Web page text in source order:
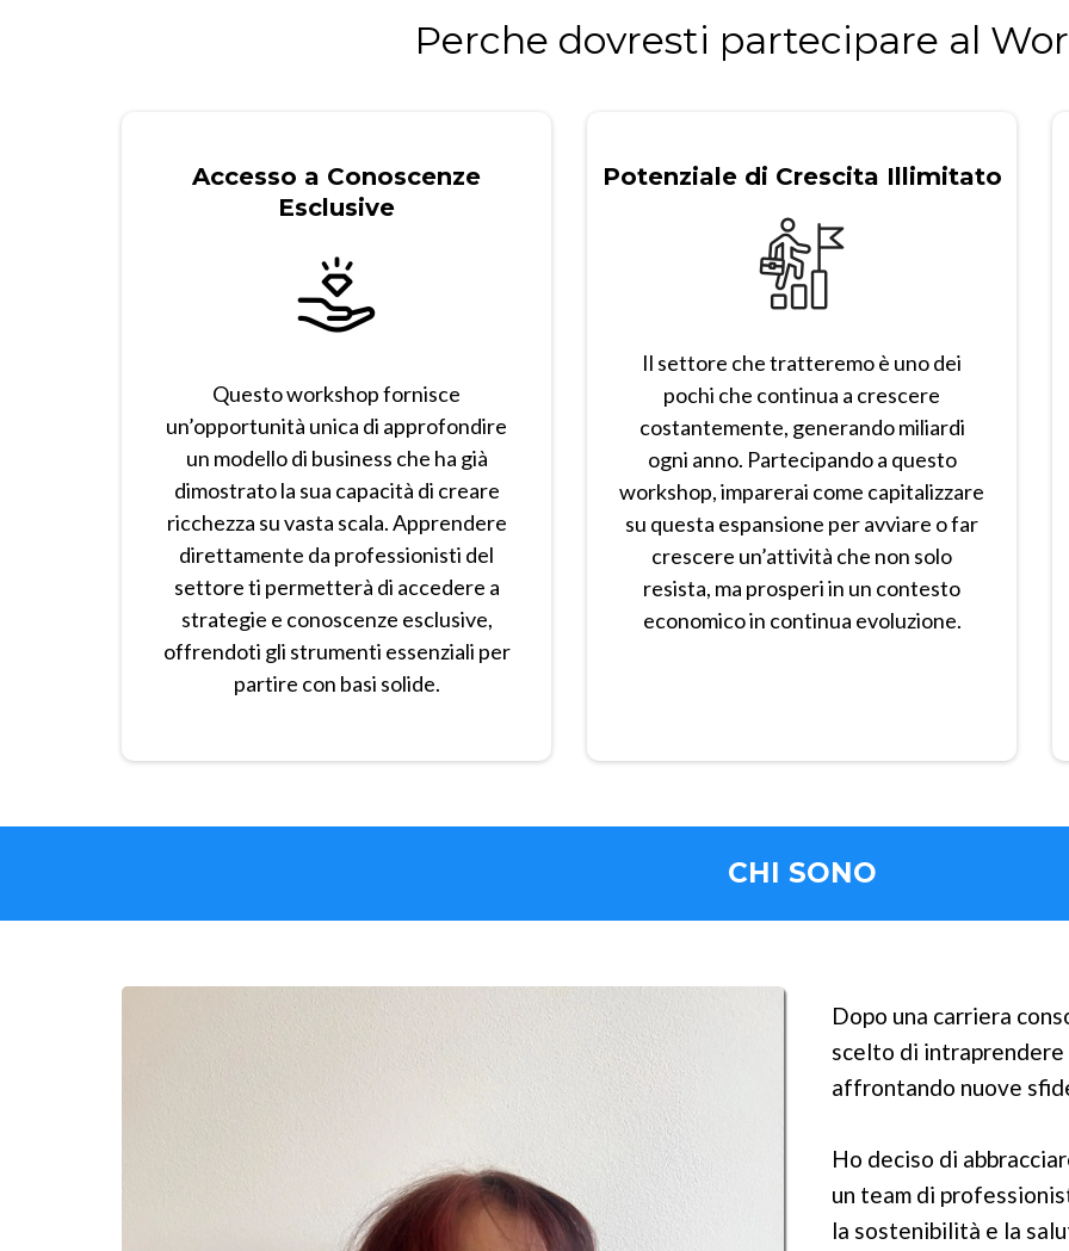
Perche dovresti partecipare al
Accesso a Conoscenze
Esclusive
Questo workshop fornisce
un’opportunità unica di approfondire
un modello di business che ha già
dimostrato la sua capacità di creare
ricchezza su vasta scala. Apprendere
direttamente da professionisti del
settore ti permetterà di accedere a
strategie e conoscenze esclusive,
offrendoti gli strumenti essenziali per
partire con basi solide.
Potenziale di Crescita Illimitato
Il settore che tratteremo è uno dei
pochi che continua a crescere
costantemente, generando miliardi
ogni anno. Partecipando a questo
workshop, imparerai come capitalizzare
su questa espansione per avviare o far
crescere un’attività che non solo
resista, ma prosperi in un contesto
economico in continua evoluzione.
CHI SONO
Dopo una carriera
scelto di intraprendere
affrontando nuove
Ho deciso di
un team di
la sostenibilità e la